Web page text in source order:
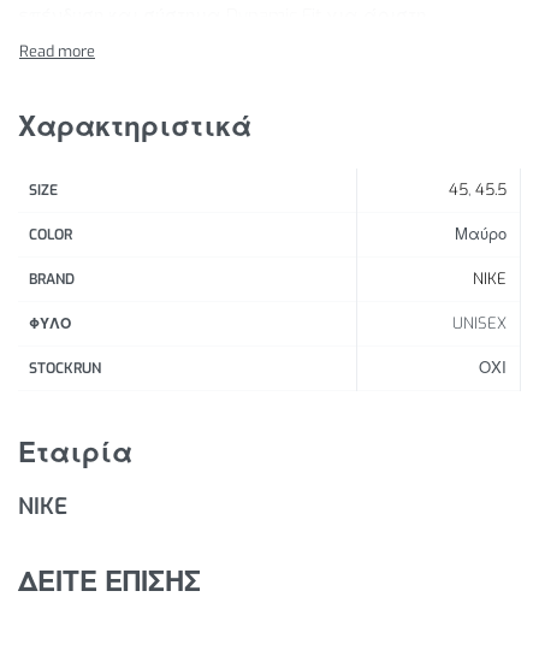
εφαρμογή. Η επιφάνεια Pebax® περιλαμβάνει πέντε
σφιχτή, σταθερή εφαρμογή και άνετη αίσθηση.
Ενδιάμεση σόλα Phylon σε όλο το μήκος για
τρέξιμο σε όρθια στάση.
Μεγαλύτερη επιφάνεια Pebax® με καρφιά για πιο
ακριβή στάση και βελτιωμένη σταθερότητα κατά
Πέντε αφαιρούμενα καρφιά στα κατάλληλα
σημεία για εκρηκτική πρόσφυση στο τρέξιμο.
Χαρακτηριστικά
SIZE 45, 45.5
COLOR Μαύρο
BRAND NIKE
ΦΥΛΟ UNISEX
STOCKRUN ΟΧΙ
Εταιρία
NIKE
ΔΕΙΤΕ ΕΠΙΣΗΣ